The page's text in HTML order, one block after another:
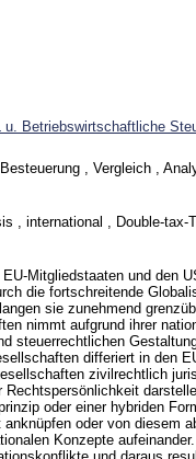
Betriebswirtschaftliche
, Vergleich ,
, international , Double-tax-
Mitgliedstaaten und den
die fortschreitende
sie zunehmend
nimmt aufgrund ihrer
steuerrechtlichen
differiert in den
zivilrechtlich
oder einer hybriden
oder von diesem
Konzepte